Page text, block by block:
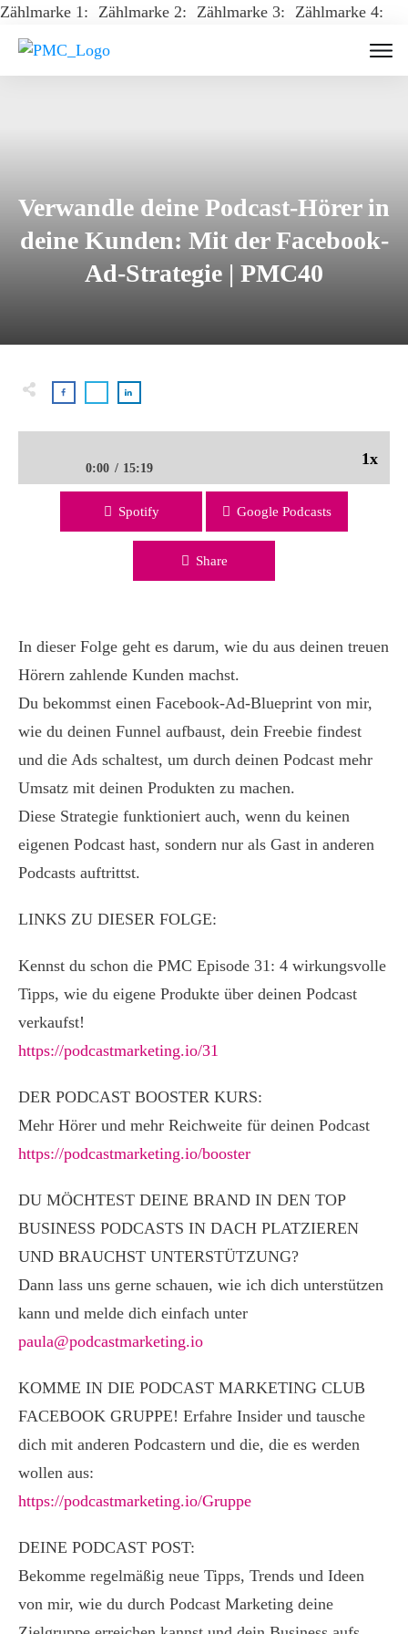
Zählmarke 1: Zählmarke 2: Zählmarke 3: Zählmarke 4:
Verwandle deine Podcast-Hörer in
deine Kunden: Mit der Facebook-
Ad-Strategie | PMC40
1x
0:00 15:19
Verwandle deine Podcast-Hörer in deine Kunden: Mit der
Facebook-Ad-Strategie | PMC40
Spotify Google Podcasts
Share
In dieser Folge geht es darum, wie du aus deinen treuen
Hörern zahlende Kunden machst.
Du bekommst einen Facebook-Ad-Blueprint von mir,
wie du deinen Funnel aufbaust, dein Freebie findest
und die Ads schaltest, um durch deinen Podcast mehr
Umsatz mit deinen Produkten zu machen.
Diese Strategie funktioniert auch, wenn du keinen
eigenen Podcast hast, sondern nur als Gast in anderen
Podcasts auftrittst.
LINKS ZU DIESER FOLGE:
Kennst du schon die PMC Episode 31: 4 wirkungsvolle
Tipps, wie du eigene Produkte über deinen Podcast
verkaufst!
https://podcastmarketing.io/31
DER PODCAST BOOSTER KURS:
Mehr Hörer und mehr Reichweite für deinen Podcast
https://podcastmarketing.io/booster
DU MÖCHTEST DEINE BRAND IN DEN TOP
BUSINESS PODCASTS IN DACH PLATZIEREN
UND BRAUCHST UNTERSTÜTZUNG?
Dann lass uns gerne schauen, wie ich dich unterstützen
kann und melde dich einfach unter
paula@podcastmarketing.io
KOMME IN DIE PODCAST MARKETING CLUB
FACEBOOK GRUPPE! Erfahre Insider und tausche
dich mit anderen Podcastern und die, die es werden
wollen aus:
https://podcastmarketing.io/Gruppe
DEINE PODCAST POST:
Bekomme regelmäßig neue Tipps, Trends und Ideen
von mir, wie du durch Podcast Marketing deine